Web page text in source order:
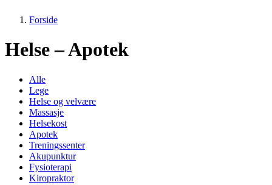
Butikker
Mat og drikke
Helse
Aktiviteter
Tilbud
Forside
Helse – Apotek
Alle
Lege
Helse og velvære
Massasje
Helsekost
Apotek
Treningssenter
Akupunktur
Fysioterapi
Kiropraktor